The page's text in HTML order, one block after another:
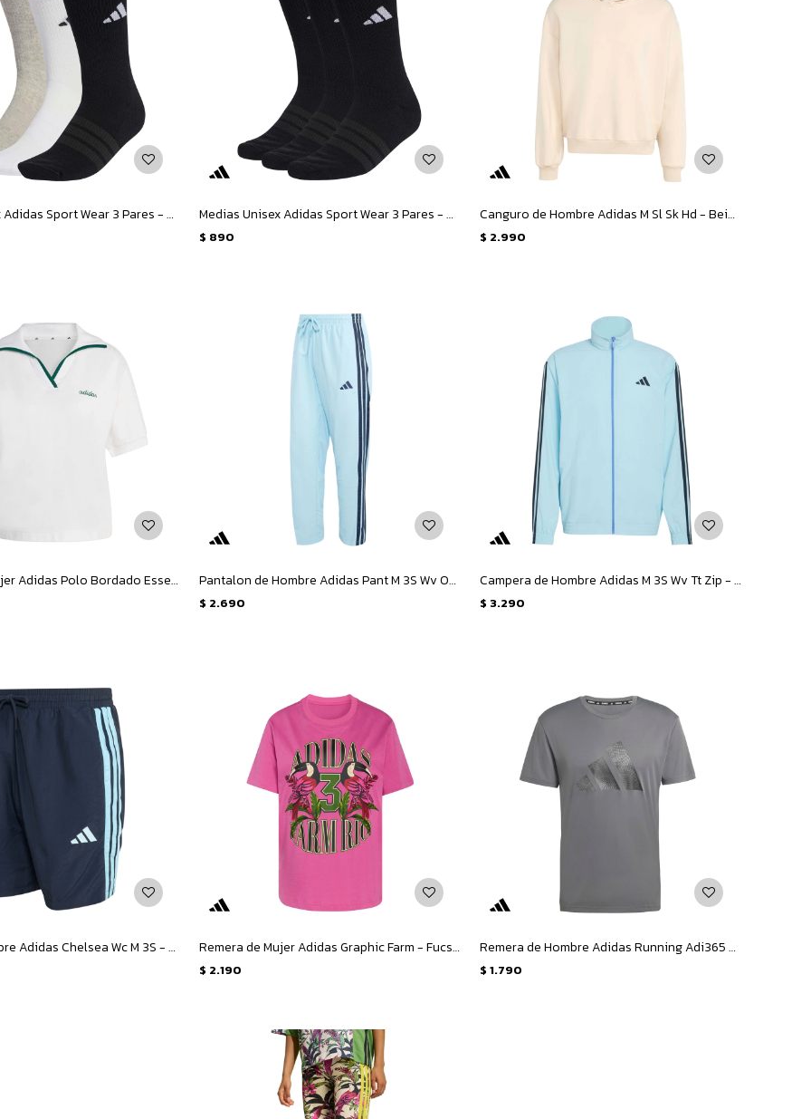
Medias Unisex Adidas Sport Wear 3 Pares - Negro - Blanco - Gris Medias Unisex Adidas Sport Wear 3 Pares - Negro
$ 890
Canguro de Hombre Adidas M Sl Sk Hd - Beige
$ 2.990
Remera de Mujer Adidas Polo Bordado Essentials - Blanco - Verde Pantalon de Hombre Adidas Pant M 3S Wv Oh - Celeste - Azul
$ 2.690
Campera de Hombre Adidas M 3S Wv Tt Zip - Celeste - Azul
$ 3.290
Short de Hombre Adidas Chelsea Wc M 3S - Azul - Celeste Remera de Mujer Adidas Graphic Farm - Fucsia
$ 2.190
Remera de Hombre Adidas Running Adi365 Essentials - Gris - Oscuro
$ 1.790